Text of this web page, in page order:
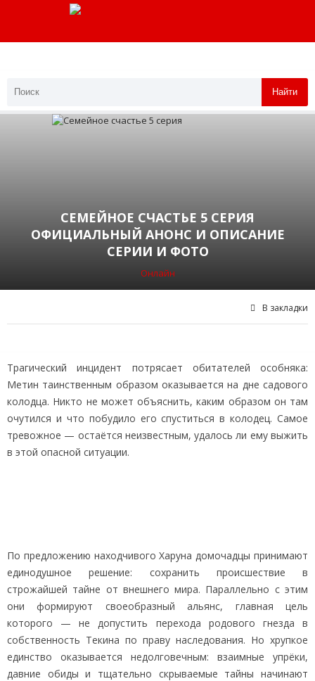
Найти
СЕМЕЙНОЕ СЧАСТЬЕ 5 СЕРИЯ
ОФИЦИАЛЬНЫЙ АНОНС И ОПИСАНИЕ
СЕРИИ И ФОТО
Онлайн
В закладки
Трагический инцидент потрясает обитателей особняка:
Метин таинственным образом оказывается на дне садового
колодца. Никто не может объяснить, каким образом он там
очутился и что побудило его спуститься в колодец. Самое
тревожное — остаётся неизвестным, удалось ли ему выжить
в этой опасной ситуации.
По предложению находчивого Харуна домочадцы принимают
единодушное решение: сохранить происшествие в
строжайшей тайне от внешнего мира. Параллельно с этим
они формируют своеобразный альянс, главная цель
которого — не допустить перехода родового гнезда в
собственность Текина по праву наследования. Но хрупкое
единство оказывается недолговечным: взаимные упрёки,
давние обиды и тщательно скрываемые тайны начинают